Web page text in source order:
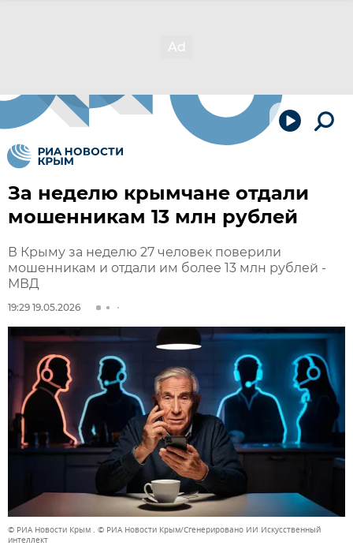
За неделю крымчане отдали
мошенникам 13 млн рублей
В Крыму за неделю 27 человек поверили
мошенникам и отдали им более 13 млн рублей -
МВД
19:29 19.05.2026
© РИА Новости Крым . © РИА Новости Крым/Сгенерировано ИИ Искусственный
интеллект